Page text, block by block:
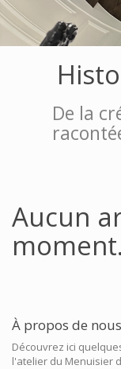
De la
Aucun
moment.
À propos de nous
Découvrez ici
l'atelier du Menuisier